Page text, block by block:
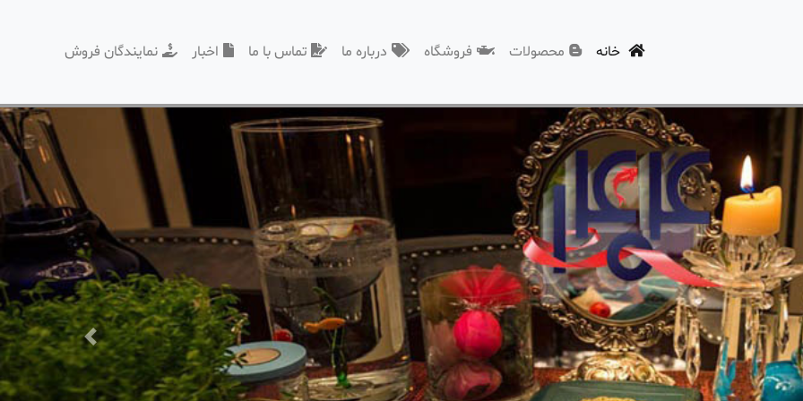
خانه (current) محصولات فروشگاه درباره ما تماس با ما اخبار نمایندگان فروش
Previous